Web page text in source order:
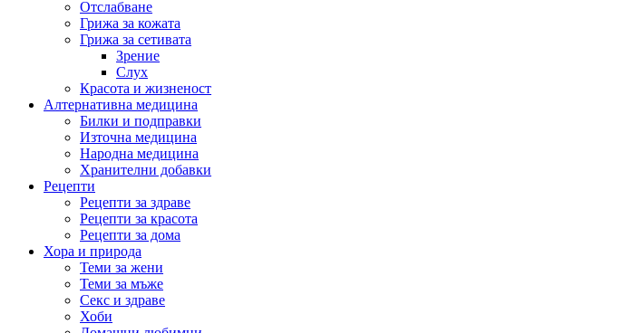
Отслабване
Грижа за кожата
Грижа за сетивата
Зрение
Слух
Красота и жизненост
Алтернативна медицина
Билки и подправки
Източна медицина
Народна медицина
Хранителни добавки
Рецепти
Рецепти за здраве
Рецепти за красота
Рецепти за дома
Хора и природа
Теми за жени
Теми за мъже
Секс и здраве
Хоби